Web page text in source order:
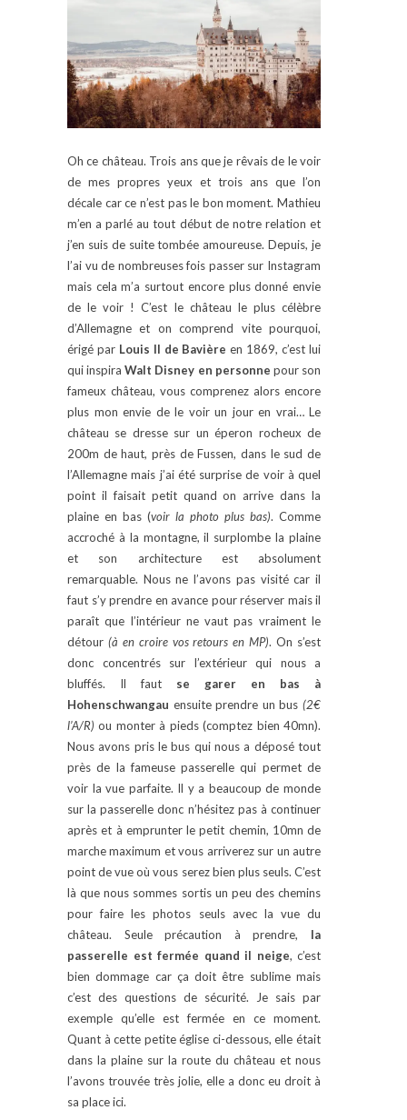
Oh ce château. Trois ans que je rêvais de le voir
de mes propres yeux et trois ans que l’on
décale car ce n’est pas le bon moment. Mathieu
m’en a parlé au tout début de notre relation et
j’en suis de suite tombée amoureuse. Depuis, je
l’ai vu de nombreuses fois passer sur Instagram
mais cela m’a surtout encore plus donné envie
de le voir ! C’est le château le plus célèbre
d’Allemagne et on comprend vite pourquoi,
érigé par Louis II de Bavière en 1869, c’est lui
qui inspiraWalt Disney en personne pour son
fameux château, vous comprenez alors encore
plus mon envie de le voir un jour en vrai… Le
château se dresse sur un éperon rocheux de
200m de haut, près de Fussen, dans le sud de
l’Allemagne mais j’ai été surprise de voir à quel
point il faisait petit quand on arrive dans la
plaine en bas (voir la photo plus bas). Comme
accroché à la montagne, il surplombe la plaine
et son architecture est absolument
remarquable. Nous ne l’avons pas visité car il
faut s’y prendre en avance pour réserver mais il
paraît que l’intérieur ne vaut pas vraiment le
détour (à en croire vos retours en MP). On s’est
donc concentrés sur l’extérieur qui nous a
bluffés. Il faut se garer en bas à
Hohenschwangau ensuite prendre un bus (2€
l’A/R) ou monter à pieds (comptez bien 40mn).
Nous avons pris le bus qui nous a déposé tout
près de la fameuse passerelle qui permet de
voir la vue parfaite. Il y a beaucoup de monde
sur la passerelle donc n’hésitez pas à continuer
après et à emprunter le petit chemin, 10mn de
marche maximum et vous arriverez sur un autre
point de vue où vous serez bien plus seuls. C’est
là que nous sommes sortis un peu des chemins
pour faire les photos seuls avec la vue du
château. Seule précaution à prendre, la
passerelle est fermée quand il neige, c’est
bien dommage car ça doit être sublime mais
c’est des questions de sécurité. Je sais par
exemple qu’elle est fermée en ce moment.
Quant à cette petite église ci-dessous, elle était
dans la plaine sur la route du château et nous
l’avons trouvée très jolie, elle a donc eu droit à
sa place ici.